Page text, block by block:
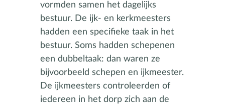
vormden samen het dagelijks
bestuur. De ijk- en kerkmeesters
hadden een specifieke taak in het
bestuur. Soms hadden schepenen
een dubbeltaak: dan waren ze
bijvoorbeeld schepen en ijkmeester.
De ijkmeesters controleerden of
iedereen in het dorp zich aan de